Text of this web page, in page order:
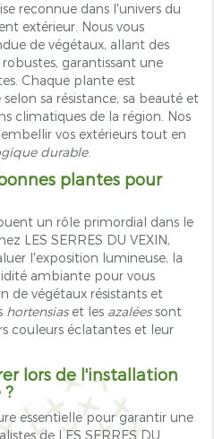
reconnue dans l'univers du
extérieur. Nous vous
de végétaux, allant des
garantissant une
Chaque plante est
sa résistance, sa beauté et
climatiques de la région. Nos
vos extérieurs tout en
durable.
plantes pour
un rôle primordial dans le
LES SERRES DU VEXIN,
l'exposition lumineuse, la
ambiante pour vous
de végétaux résistants et
hortensiaset les azaléessont
couleurs éclatantes et leur
lors de l'installation
?
essentielle pour garantir une
de LES SERRES DU